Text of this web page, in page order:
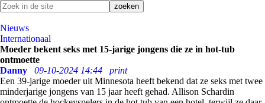
Nieuws
Internationaal
Moeder bekent seks met 15-jarige jongens die ze in hot-tub
ontmoette
Danny
09-10-2024 14:44
print
Een 39-jarige moeder uit Minnesota heeft bekend dat ze seks met twee
minderjarige jongens van 15 jaar heeft gehad. Allison Schardin